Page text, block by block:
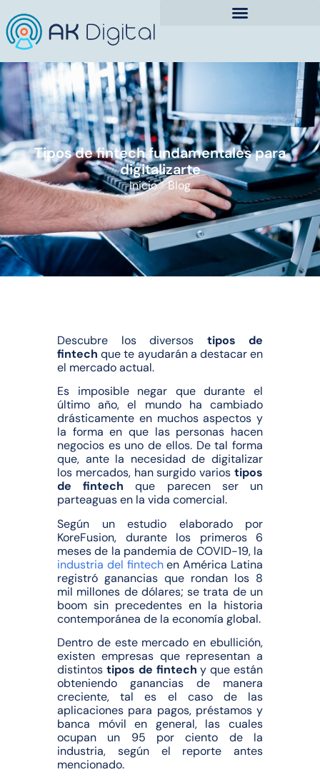
Tipos de fintech fundamentales para
digitalizarte
Inicio Blog
Descubre los diversos tipos de
fintech que te ayudarán a destacar en
el mercado actual.
Es imposible negar que durante el
último año, el mundo ha cambiado
drásticamente en muchos aspectos y
la forma en que las personas hacen
negocios es uno de ellos. De tal forma
que, ante la necesidad de digitalizar
los mercados, han surgido varios tipos
de fintech que parecen ser un
parteaguas en la vida comercial.
Según un estudio elaborado por
KoreFusion, durante los primeros 6
meses de la pandemia de COVID-19, la
industria del fintechen América Latina
registró ganancias que rondan los 8
mil millones de dólares; se trata de un
boom sin precedentes en la historia
contemporánea de la economía global.
Dentro de este mercado en ebullición,
existen empresas que representan a
distintos tipos de fintech y que están
obteniendo ganancias de manera
creciente, tal es el caso de las
aplicaciones para pagos, préstamos y
banca móvil en general, las cuales
ocupan un 95 por ciento de la
industria, según el reporte antes
mencionado.